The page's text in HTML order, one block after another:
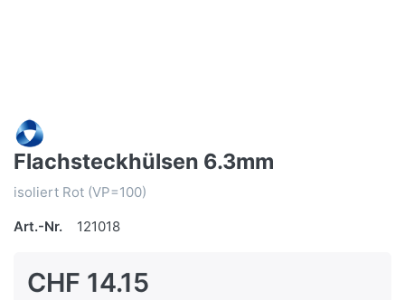
Flachsteckhülsen 6.3mm
isoliert Rot (VP=100)
Art.-Nr.
121018
CHF 14.15